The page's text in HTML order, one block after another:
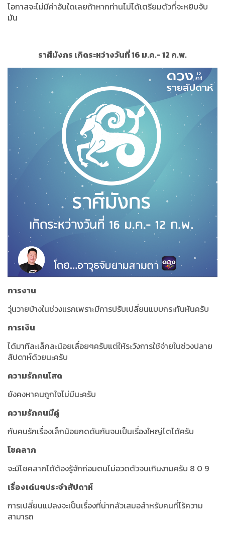
โอกาสจะไม่มีค่าอันใดเลยถ้าหากท่านไม่ได้เตรียมตัวที่จะหยิบจับ
มัน
ราศีมังกร เกิดระหว่างวันที่ 16 ม.ค.- 12 ก.พ.
การงาน
วุ่นวายบ้างในช่วงแรกเพราะมีการปรับเปลี่ยนแบบกระทันหันครับ
การเงิน
ได้มาทีละเล็กละน้อยเลื่อยๆครับแต่ให้ระวังการใช้จ่ายในช่วงปลาย
สัปดาห์ด้วยนะครับ
ความรักคนโสด
ยังคงหาคนถูกใจไม่มีนะครับ
ความรักคนมีคู่
กับคนรักเรื่องเล็กน้อยกดดันกันจนเป็นเรื่องใหญ่โตได้ครับ
โชคลาภ
จะมีโชคลาภได้ต้องรู้จักถ่อมตนไม่อวดตัวจนเกินงามครับ 8 0 9
เรื่องเด่นๆประจำสัปดาห์
การเปลี่ยนแปลงจะเป็นเรื่องที่น่ากลัวเสมอสำหรับคนที่ไร้ความ
สามารถ